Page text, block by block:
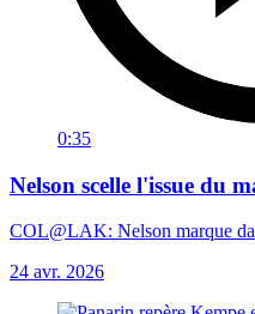
0:35
Nelson scelle l'issue du
COL@LAK: Nelson marque
24 avr. 2026